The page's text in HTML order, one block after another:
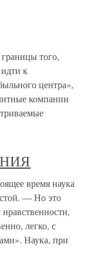
того,
к
центра»,
компании
время наука
— Но это
легко, с
Наука, при